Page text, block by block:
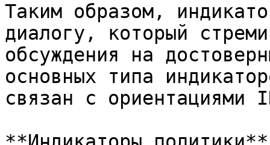
Таким образом,
диалогу, который
обсуждения на
основных типа
связан с ориентациями